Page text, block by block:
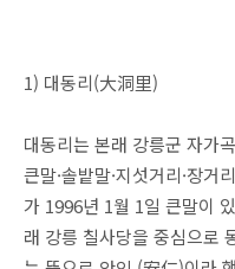
1) 대동리(大洞里)
대동리는 본래 강릉군 자가
큰말·솔밭말·지섯거리·장거
가 1996년 1월 1일 큰말이
래 강릉 칠사당을 중심으로